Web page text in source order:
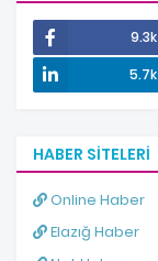
9.3k
5.7k
HABER SITELERI
Online Haber
Elazığ Haber